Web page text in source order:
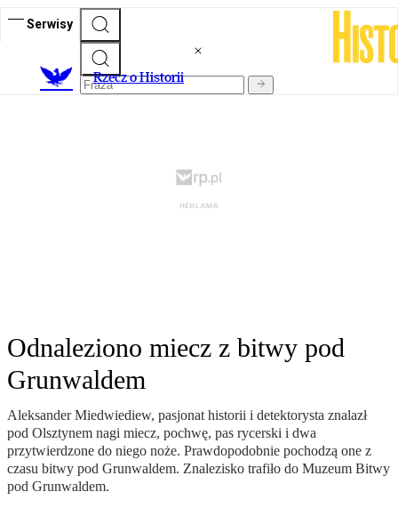
Serwisy
Rzecz o Historii
Odnaleziono miecz z bitwy pod
Grunwaldem
Aleksander Miedwiediew, pasjonat historii i detektorysta znalazł
pod Olsztynem nagi miecz, pochwę, pas rycerski i dwa
przytwierdzone do niego noże. Prawdopodobnie pochodzą one z
czasu bitwy pod Grunwaldem. Znalezisko trafiło do Muzeum Bitwy
pod Grunwaldem.